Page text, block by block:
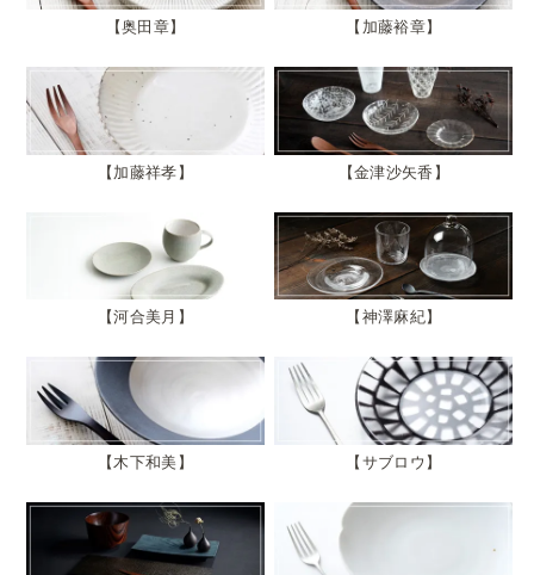
奥田章 加藤裕章
加藤祥孝 金津沙矢香
河合美月 神澤麻紀
木下和美 サブロウ